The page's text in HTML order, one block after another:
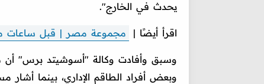
يحدث في الخارج".
اقرأ أيضًا | مجموعة مصر | قبل ساعات من
وسبق وأفادت وكالة "أسوشيتد برس" أن
وبعض أفراد الطاقم الإداري، بينما